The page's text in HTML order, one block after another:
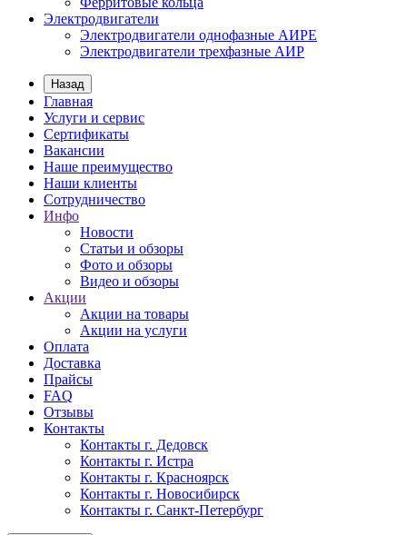
Электродвигатели
Электродвигатели однофазные АИРЕ
Электродвигатели трехфазные АИР
Назад
Главная
Услуги и сервис
Сертификаты
Вакансии
Наше преимущество
Наши клиенты
Сотрудничество
Инфо
Новости
Статьи и обзоры
Фото и обзоры
Видео и обзоры
Акции
Акции на товары
Акции на услуги
Оплата
Доставка
Прайсы
FAQ
Отзывы
Контакты
Контакты г. Дедовск
Контакты г. Истра
Контакты г. Красноярск
Контакты г. Новосибирск
Контакты г. Санкт-Петербург